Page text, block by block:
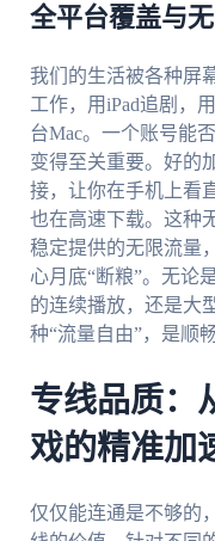
全平台覆盖与
我们的生活被各种屏
工作，用iPad追剧，
台Mac。一个账号能
变得至关重要。好的
接，让你在手机上看
也在高速下载。这种
稳定提供的无限流量
心月底“断粮”。无论
的连续播放，还是大
种“流量自由”，是顺
专线品质：
戏的精准加
仅仅能连通是不够的